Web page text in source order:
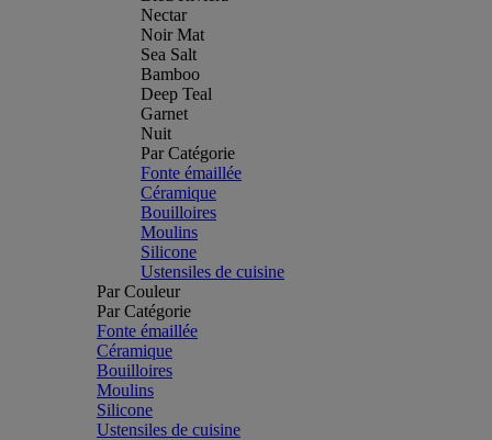
Nectar
Noir Mat
Sea Salt
Bamboo
Deep Teal
Garnet
Nuit
Par Catégorie
Fonte émaillée
Céramique
Bouilloires
Moulins
Silicone
Ustensiles de cuisine
Par Couleur
Par Catégorie
Fonte émaillée
Céramique
Bouilloires
Moulins
Silicone
Ustensiles de cuisine